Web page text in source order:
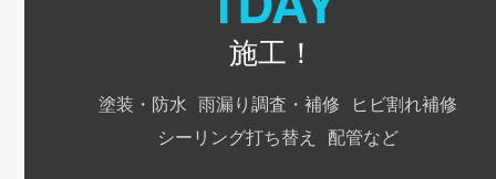
施工！
塗装・防水 雨漏り調査・補修
ヒビ割れ補修
シーリング打ち替え
配管など